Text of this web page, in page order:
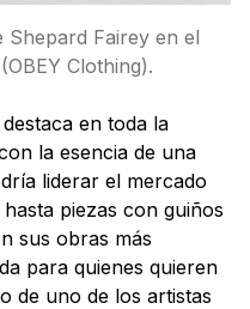
Shepard Fairey en el
Clothing).
en toda la
la esencia de una
liderar el mercado
piezas con guiños
sus obras más
para quienes quieren
de uno de los artistas